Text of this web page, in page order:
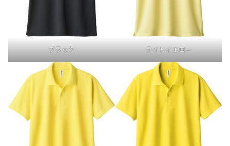
ブラック ライトイエロー